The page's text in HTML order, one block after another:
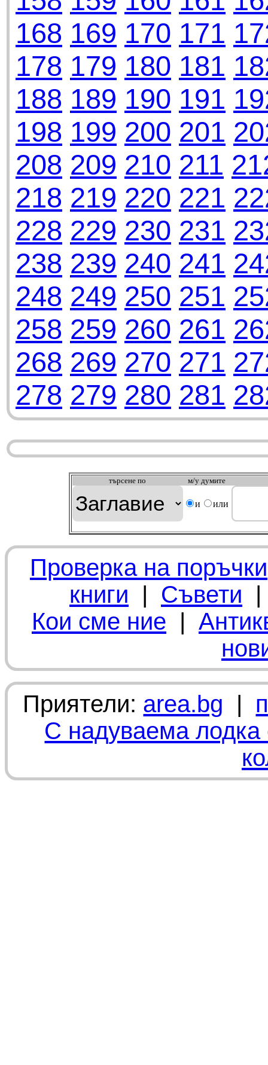
168 169 170 171
178 179 180 181
188 189 190 191
198 199 200 201
208 209 210 211
218 219 220 221
228 229 230 231
238 239 240 241
248 249 250 251
258 259 260 261
268 269 270 271
278 279 280 281
търсeне по м/у думите
и или
Проверка на поръчки
книги | Съвети
Кои сме ние |
Приятели: area.bg |
С надуваема лодка